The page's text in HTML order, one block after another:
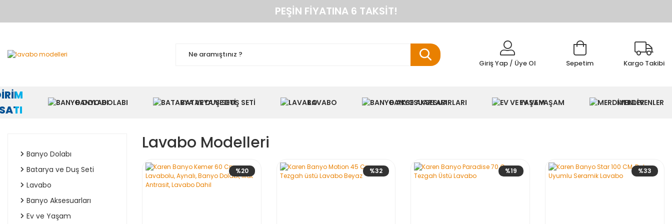
PEŞIN FIYATINA 6 TAKSIT!
TÜM ÜRÜNLERDE KARGO BEDAVA
KAREN BANYO RESMI ALIŞVERIŞ SITESI
Giriş Yap / Üye Ol Sepetim Kargo Takibi
BANYO DOLABI BATARYA VE DUŞ SETI LAVABO BANYO AKSESUARLARI EV VE YAŞAM MERDİVENLER
Banyo Dolabı
Batarya ve Duş Seti
Lavabo
Banyo Aksesuarları
Ev ve Yaşam
Lavabo Modelleri
%20 %32 %19 %33